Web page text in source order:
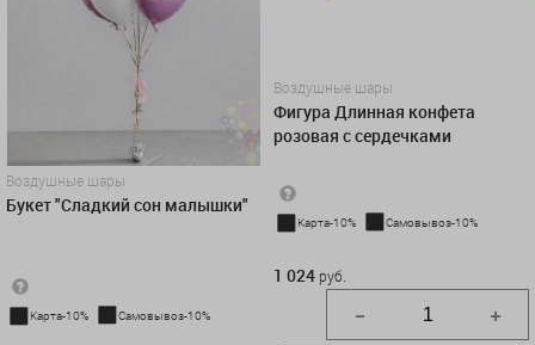
Воздушные шары
Букет "Сладкий сон малышки"
Карта-10% Самовывоз-10%
Воздушные шары
Фигура Длинная конфета
розовая с сердечками
Карта-10% Самовывоз-10%
1 024 руб.